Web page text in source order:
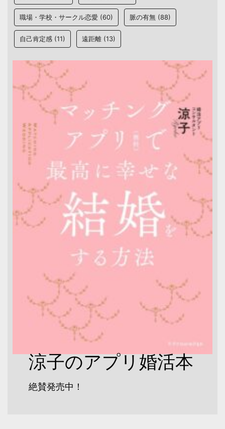
職場・学校・サークル恋愛 (60) 脈の有無 (88)
自己肯定感 (11) 遠距離 (13)
涼子のアプリ婚活本
絶賛発売中！